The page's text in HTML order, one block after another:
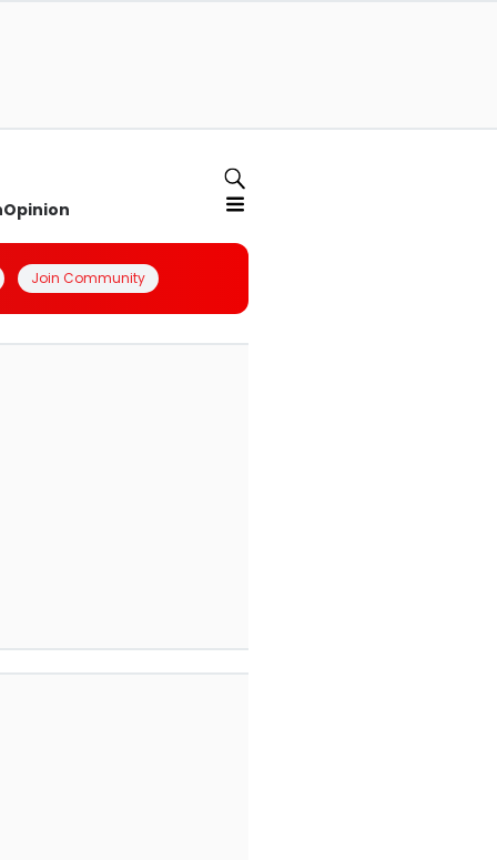
Opinion
Join Community